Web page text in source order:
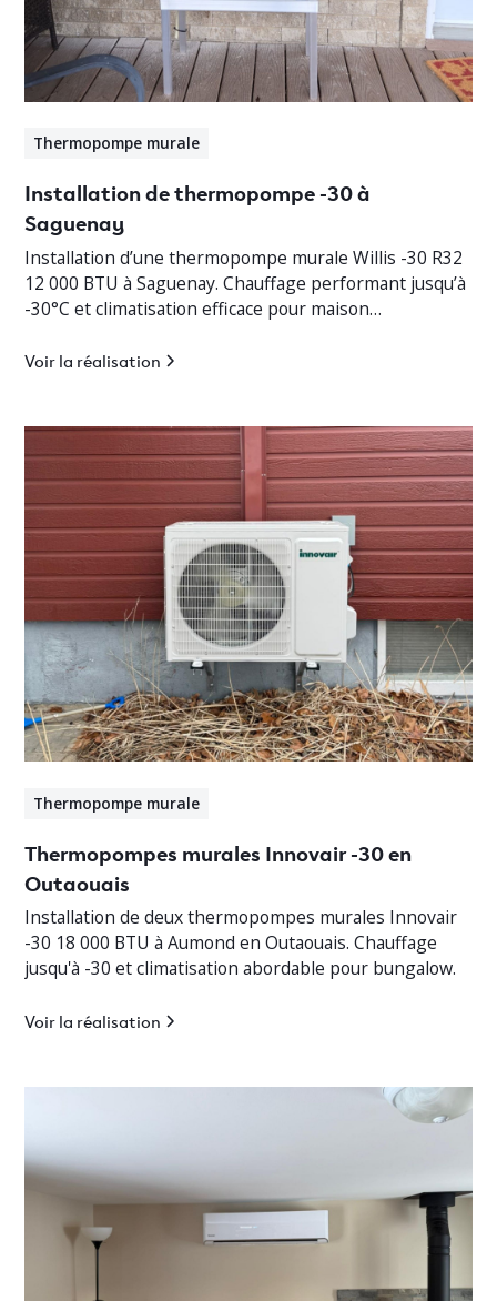
Thermopompe murale
Installation de thermopompe -30 à
Saguenay
Installation d’une thermopompe murale Willis -30 R32
12 000 BTU à Saguenay. Chauffage performant jusqu’à
-30°C et climatisation efficace pour maison
Voir la réalisation
Thermopompe murale
Thermopompes murales Innovair -30 en
Outaouais
Installation de deux thermopompes murales Innovair
-30 18 000 BTU à Aumond en Outaouais. Chauffage
jusqu'à -30 et climatisation abordable pour bungalow.
Voir la réalisation